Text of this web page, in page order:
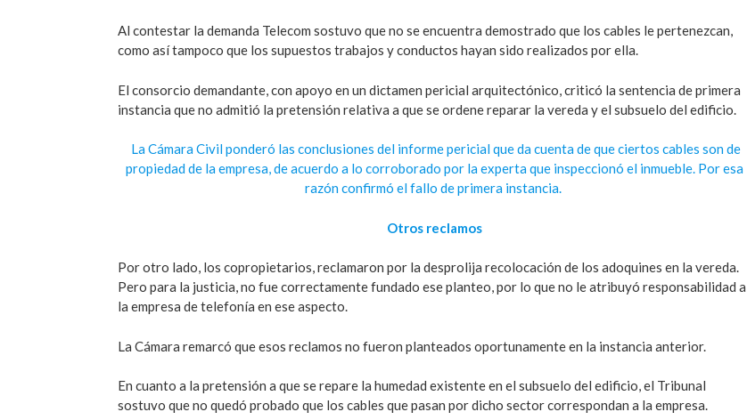
Al contestar la demanda Telecom sostuvo que no se encuentra demostrado que los cables le pertenezcan,
como así tampoco que los supuestos trabajos y conductos hayan sido realizados por ella.
El consorcio demandante, con apoyo en un dictamen pericial arquitectónico, criticó la sentencia de primera
instancia que no admitió la pretensión relativa a que se ordene reparar la vereda y el subsuelo del edificio.
La Cámara Civil ponderó las conclusiones del informe pericial que da cuenta de que ciertos cables son de
propiedad de la empresa, de acuerdo a lo corroborado por la experta que inspeccionó el inmueble. Por esa
razón confirmó el fallo de primera instancia.
Otros reclamos
Por otro lado, los copropietarios, reclamaron por la desprolija recolocación de los adoquines en la vereda.
Pero para la justicia, no fue correctamente fundado ese planteo, por lo que no le atribuyó responsabilidad a
la empresa de telefonía en ese aspecto.
La Cámara remarcó que esos reclamos no fueron planteados oportunamente en la instancia anterior.
En cuanto a la pretensión a que se repare la humedad existente en el subsuelo del edificio, el Tribunal
sostuvo que no quedó probado que los cables que pasan por dicho sector correspondan a la empresa.